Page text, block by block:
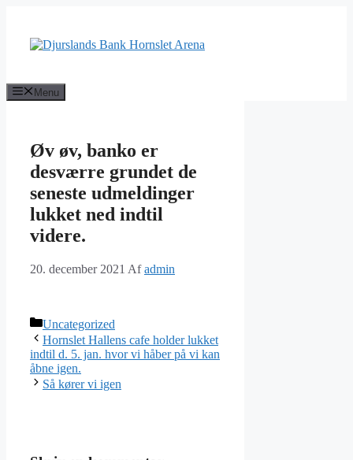
indhold
Menu
Øv øv, banko er
desværre grundet de
seneste udmeldinger
lukket ned indtil
videre.
20. december 2021 Afadmin
Kategorier
Uncategorized
Hornslet Hallens cafe holder lukket
indtil d. 5. jan. hvor vi håber på vi kan
åbne igen.
Så kører vi igen